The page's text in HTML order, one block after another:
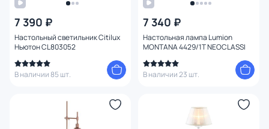
7 390 ₽
Настольный светильник Citilux
Ньютон CL803052
В наличии 85 шт.
7 340 ₽
Настольная лампа Lumion
MONTANA 4429/1T NEOCLASSI
В наличии 23 шт.